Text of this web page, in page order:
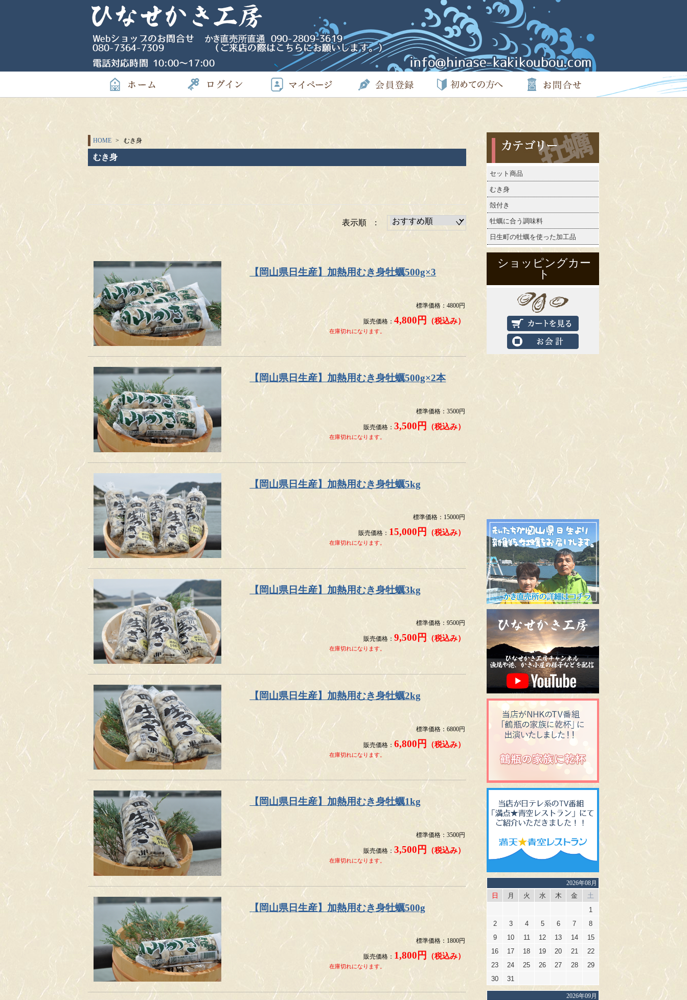
HOME むき身
むき身
表示順 :
【岡山県日生産】加熱用むき身牡蠣500g×3
標準価格：4800円
販売価格：4,800円 （税込み）
在庫切れになります。
【岡山県日生産】加熱用むき身牡蠣500g×2本
標準価格：3500円
販売価格：3,500円 （税込み）
在庫切れになります。
【岡山県日生産】加熱用むき身牡蠣5kg
標準価格：15000円
販売価格： 15,000円 （税込み）
在庫切れになります。
【岡山県日生産】加熱用むき身牡蠣3kg
標準価格：9500円
販売価格：9,500円 （税込み）
在庫切れになります。
【岡山県日生産】加熱用むき身牡蠣2kg
標準価格：6800円
販売価格：6,800円 （税込み）
在庫切れになります。
【岡山県日生産】加熱用むき身牡蠣1kg
標準価格：3500円
販売価格：3,500円 （税込み）
在庫切れになります。
【岡山県日生産】加熱用むき身牡蠣500g
標準価格：1800円
販売価格： 1,800円 （税込み）
在庫切れになります。
カテゴリー
セット商品
むき身
殻付き
牡蠣に合う調味料
日生町の牡蠣を使った加工品
ショッピングカー
ト
2026年08月
日 月 火 水 木 金
土
1
2
3 4 5 6 7
8
9
10 11 12 13 14
15
16
17 18 19 20 21
22
23
24 25 26 27 28
29
30
31
2026年09月